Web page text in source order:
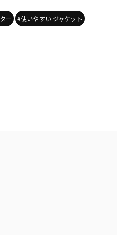
ー #使いやすい ジャケット